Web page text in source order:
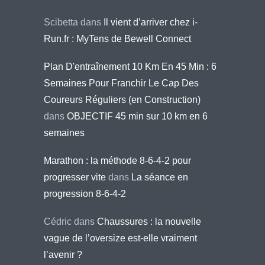
Scibetta dans
Il vient d’arriver chez i-
Run.fr : MyTens de Bewell Connect
Plan D'entraînement 10 Km En 45 Min : 6
Semaines Pour Franchir Le Cap Des
Coureurs Réguliers (en Construction)
dans OBJECTIF 45 min sur 10 km en 6
semaines
Marathon : la méthode 8-6-4-2 pour
progresser vite dans La séance en
progression 8-6-4-2
Cédric dans Chaussures : la nouvelle
vague de l’oversize est-elle vraiment
l’avenir ?